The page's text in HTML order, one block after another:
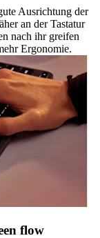
Ausrichtung der
an der Tastatur
nach ihr greifen
Ergonomie.
flow